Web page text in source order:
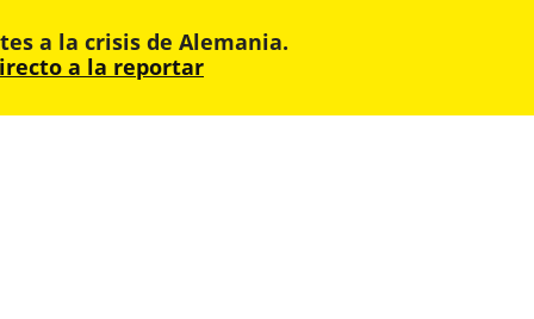
a la crisis de Alemania.
a la reportar